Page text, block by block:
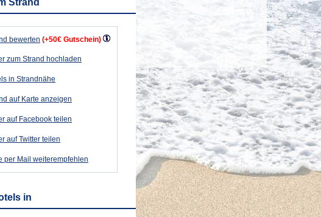
Strand
bewerten (+50€ Gutschein)
zum Strand hochladen
in Strandnähe
auf Karte anzeigen
auf Facebook teilen
auf Twitter teilen
per Mail weiterempfehlen
in